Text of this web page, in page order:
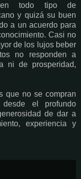
en todo tipo de
y quizá su buen
a un acuerdo para
Casi no
de los lujos beber
no responden a
ni de prosperidad,
que no se compran
el profundo
de dar a
experiencia y